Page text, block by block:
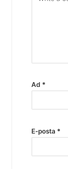
Ad *
E-posta *